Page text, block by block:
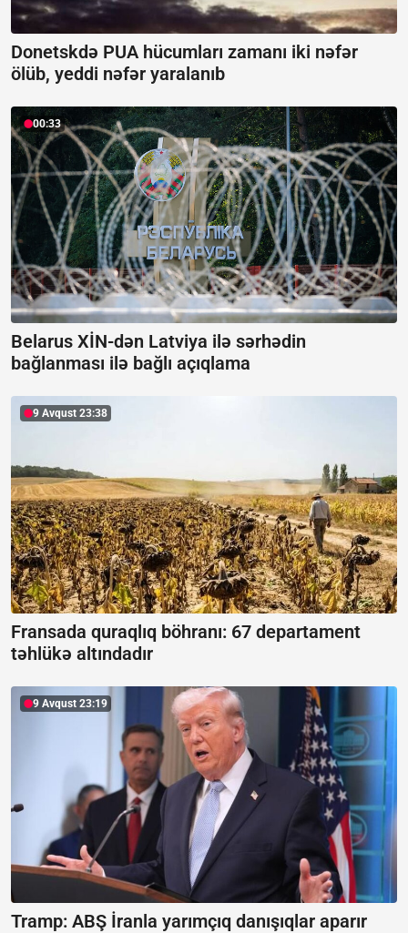
Donetskdə PUA hücumları zamanı iki nəfər
ölüb, yeddi nəfər yaralanıb
00:33
Belarus XİN-dən Latviya ilə sərhədin
bağlanması ilə bağlı açıqlama
9 Avqust 23:38
Fransada quraqlıq böhranı: 67 departament
təhlükə altındadır
9 Avqust 23:19
Tramp: ABŞ İranla yarımçıq danışıqlar aparır